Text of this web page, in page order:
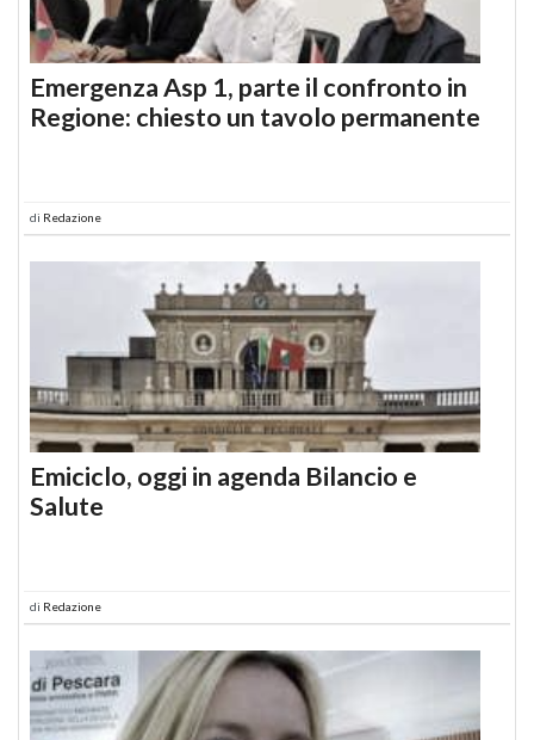
Emergenza Asp 1, parte il confronto in
Regione: chiesto un tavolo permanente
di Redazione
Emiciclo, oggi in agenda Bilancio e
Salute
di Redazione